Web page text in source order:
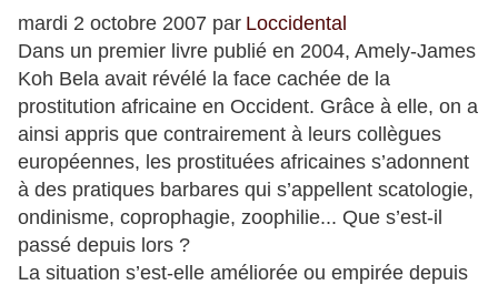
mardi 2 octobre 2007 par Loccidental
Dans un premier livre publié en 2004, Amely-James
Koh Bela avait révélé la face cachée de la
prostitution africaine en Occident. Grâce à elle, on a
ainsi appris que contrairement à leurs collègues
européennes, les prostituées africaines s’adonnent
à des pratiques barbares qui s’appellent scatologie,
ondinisme, coprophagie, zoophilie... Que s’est-il
passé depuis lors ?
La situation s’est-elle améliorée ou empirée depuis